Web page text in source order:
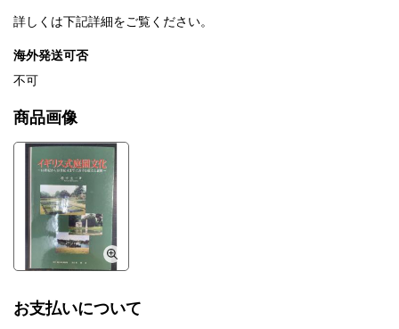
詳しくは下記詳細をご覧ください。
海外発送可否
不可
商品画像
お支払いについて